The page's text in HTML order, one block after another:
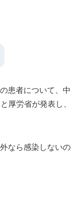
患者について、中
厚労省が発表し、
なら感染しないの